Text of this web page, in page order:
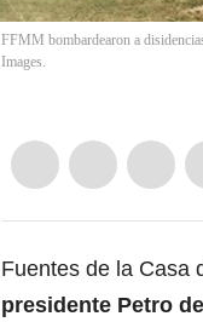
FFMM bombardearon a
Images.
Fuentes de la Casa
presidente Petro